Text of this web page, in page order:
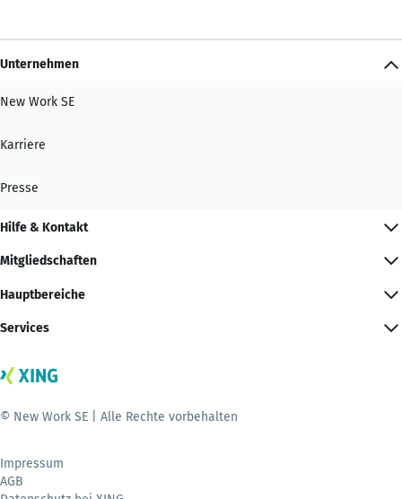
Unternehmen
New Work SE
Karriere
Presse
Hilfe & Kontakt
Mitgliedschaften
Hauptbereiche
Services
© New Work SE | Alle Rechte vorbehalten
Impressum
AGB